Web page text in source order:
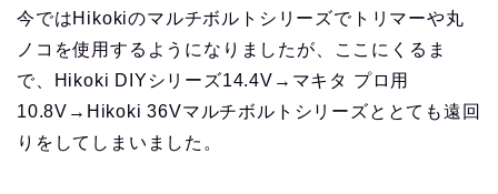
今ではHikokiのマルチボルトシリーズでトリマーや丸
ノコを使用するようになりましたが、ここにくるま
で、Hikoki DIYシリーズ14.4V→マキタ プロ用
10.8V→Hikoki 36Vマルチボルトシリーズととても遠回
りをしてしまいました。